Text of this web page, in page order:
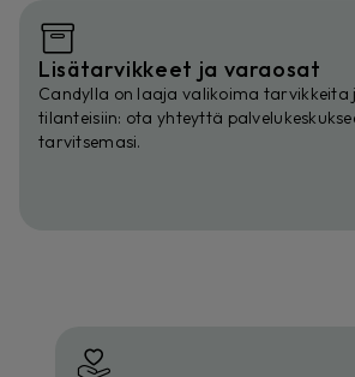
Lisätarvikkeet ja varaosat
Candylla on laaja valikoima tarvikkeita
tilanteisiin: ota yhteyttä
tarvitsemasi.